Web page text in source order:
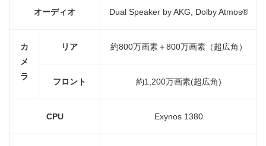
オーディオ Dual Speaker by AKG, Dolby Atmos®
カ
メ
ラ
リア 約800万画素＋800万画素（超広角）
フロント 約1,200万画素(超広角)
CPU Exynos 1380